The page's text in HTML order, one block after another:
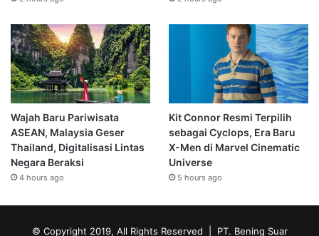
Wajah Baru Pariwisata
ASEAN, Malaysia Geser
Thailand, Digitalisasi Lintas
Negara Beraksi
4 hours ago
Kit Connor Resmi Terpilih
sebagai Cyclops, Era Baru
X-Men di Marvel Cinematic
Universe
5 hours ago
© Copyright 2019, All Rights Reserved | PT. Bening Suar